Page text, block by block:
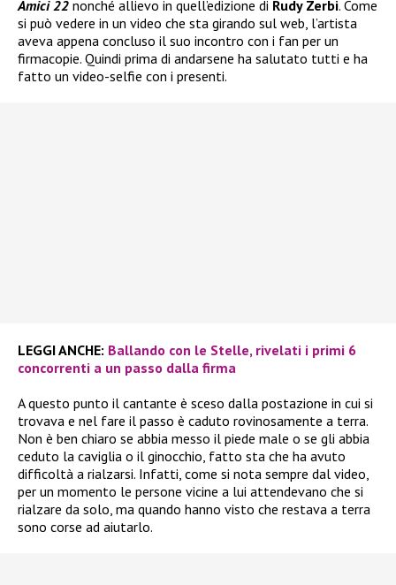
Amici 22 nonché allievo in quell’edizione di Rudy Zerbi. Come
si può vedere in un video che sta girando sul web, l’artista
aveva appena concluso il suo incontro con i fan per un
firmacopie. Quindi prima di andarsene ha salutato tutti e ha
fatto un video-selfie con i presenti.
LEGGI ANCHE: Ballando con le Stelle, rivelati i primi 6
concorrenti a un passo dalla firma
A questo punto il cantante è sceso dalla postazione in cui si
trovava e nel fare il passo è caduto rovinosamente a terra.
Non è ben chiaro se abbia messo il piede male o se gli abbia
ceduto la caviglia o il ginocchio, fatto sta che ha avuto
difficoltà a rialzarsi. Infatti, come si nota sempre dal video,
per un momento le persone vicine a lui attendevano che si
rialzare da solo, ma quando hanno visto che restava a terra
sono corse ad aiutarlo.